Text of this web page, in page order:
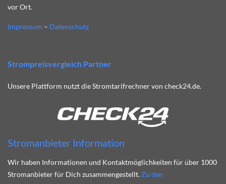
vor Ort.
Impressum – Datenschutz
Strompreisvergleich Partner
Unsere Plattform nutzt die Stromtarifrechner von check24.de.
Stromanbieter Information
Wir haben Informationen und Kontaktmöglichkeiten für über 1000
Stromanbieter für Dich zusammengestellt. Zu den